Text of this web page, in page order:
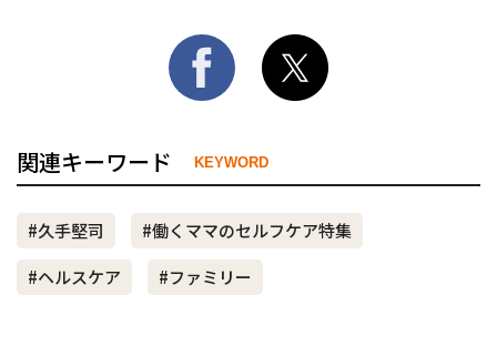
関連キーワード KEYWORD
#久手堅司
#働くママのセルフケア特集
#ヘルスケア
#ファミリー